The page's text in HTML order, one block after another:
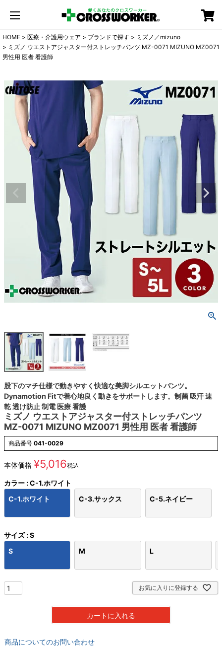
HOME 医療・介護用ウェア ブランドで探す
ミズノ／mizuno
ミズノ ウエストアジャスター付ストレッチパンツ MZ-0071 MIZUNO MZ0071
男性用 医者 看護師
股下のマチ仕様で動きやすく快適な美脚シルエットパンツ。
Dynamotion Fitで着心地良く動きをサポートします。制菌 吸汗 速
乾 透け防止 制電 医療 看護
ミズノ ウエストアジャスター付ストレッチパンツ
MZ-0071 MIZUNO MZ0071 男性用 医者 看護師
商品番号 041-0029
本体価格 ¥5,016税込
カラー C-1.ホワイト
C-1.ホワイト
C-3.サックス C-5.ネイビー
サイズ S
S
M L
お気に入りに登録する
カートに入れる
商品についてのお問い合わせ